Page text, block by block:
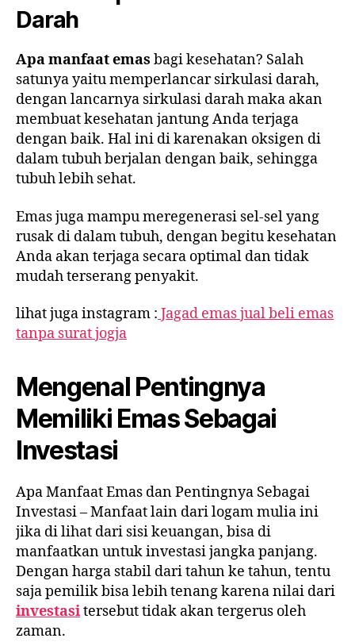
Darah
Apa manfaat emas bagi kesehatan? Salah
satunya yaitu memperlancar sirkulasi darah,
dengan lancarnya sirkulasi darah maka akan
membuat kesehatan jantung Anda terjaga
dengan baik. Hal ini di karenakan oksigen di
dalam tubuh berjalan dengan baik, sehingga
tubuh lebih sehat.
Emas juga mampu meregenerasi sel-sel yang
rusak di dalam tubuh, dengan begitu kesehatan
Anda akan terjaga secara optimal dan tidak
mudah terserang penyakit.
lihat juga instagram : Jagad emas jual beli emas
tanpa surat jogja
Mengenal Pentingnya
Memiliki Emas Sebagai
Investasi
Apa Manfaat Emas dan Pentingnya Sebagai
Investasi – Manfaat lain dari logam mulia ini
jika di lihat dari sisi keuangan, bisa di
manfaatkan untuk investasi jangka panjang.
Dengan harga stabil dari tahun ke tahun, tentu
saja pemilik bisa lebih tenang karena nilai dari
investasitersebut tidak akan tergerus oleh
zaman.